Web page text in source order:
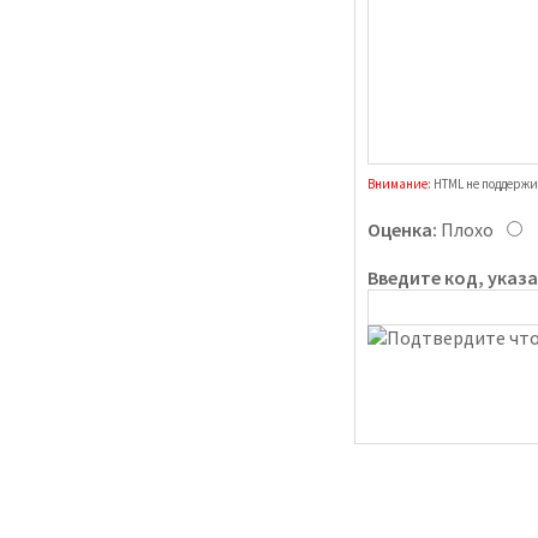
Внимание: HTML не
Оценка: Плохо
Введите код,